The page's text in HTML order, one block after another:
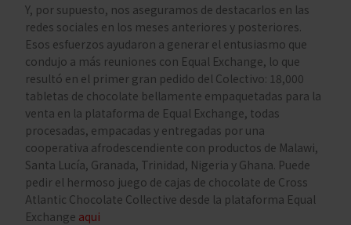
Y, por supuesto, nos aseguramos de destacarlos en las
redes sociales en los meses anteriores y posteriores.
Esos esfuerzos ayudaron a generar el entusiasmo que
condujo a más reuniones con Equal Exchange, lo que
resultó en el primer gran pedido del Colectivo: 18,000
tabletas de chocolate bellamente empaquetadas para la
venta en la plataforma de Equal Exchange, todas
procesadas, empacadas y entregadas por una
cooperativa afrodescendiente con productos de Malawi,
Santa Lucía, Granada, Trinidad, Nigeria y Ghana. Puede
pedir el hermoso juego de cajas de chocolate de Cross
Atlantic Chocolate Collective desde la plataforma Equal
Exchange aqui